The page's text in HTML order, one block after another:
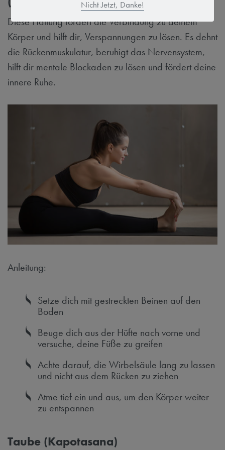
Diese Haltung fördert die Verbindung zu deinem
Körper und hilft dir, Verspannungen zu lösen. Es dehnt
die Rückenmuskulatur, beruhigt das Nervensystem,
hilft dir mentale Blockaden zu lösen und fördert deine
innere Ruhe.
Anleitung:
Setze dich mit gestreckten Beinen auf den
Boden
Beuge dich aus der Hüfte nach vorne und
versuche, deine Füße zu greifen
Achte darauf, die Wirbelsäule lang zu lassen
und nicht aus dem Rücken zu ziehen
Atme tief ein und aus, um den Körper weiter
zu entspannen
Taube (Kapotasana)
Nicht Jetzt, Danke!